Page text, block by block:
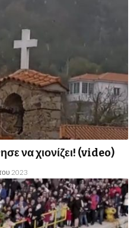
να χιονίζει! (video)
2023